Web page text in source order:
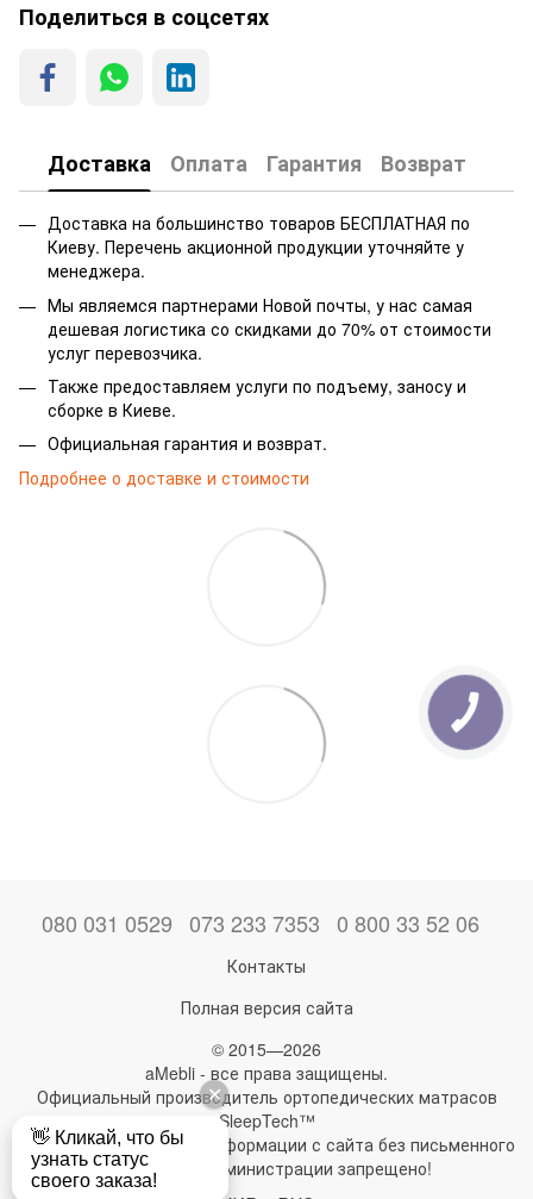
Поделиться в соцсетях
Доставка Оплата Гарантия Возврат
Доставка на большинство товаров БЕСПЛАТНАЯ по
Киеву. Перечень акционной продукции уточняйте у
менеджера.
Мы являемся партнерами Новой почты, у нас самая
дешевая логистика со скидками до 70% от стоимости
услуг перевозчика.
Также предоставляем услуги по подъему, заносу и
сборке в Киеве.
Официальная гарантия и возврат.
Подробнее о доставке и стоимости
080 031 0529 073 233 7353 0 800 33 52 06
Контакты
Полная версия сайта
© 2015—2026
aMebli - все права защищены.
Официальный производитель ортопедических матрасов
SleepTech™
Любое использование информации с сайта без письменного
разрешения администрации запрещено!